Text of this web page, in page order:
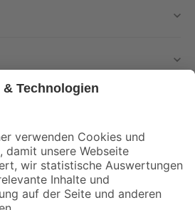
und Aktionen mehr verpassen!